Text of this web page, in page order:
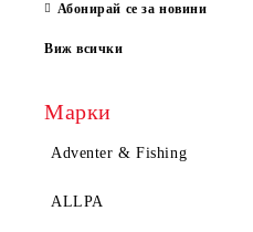
Абонирай се за новини
Виж всички
Марки
Adventer & Fishing
ALLPA